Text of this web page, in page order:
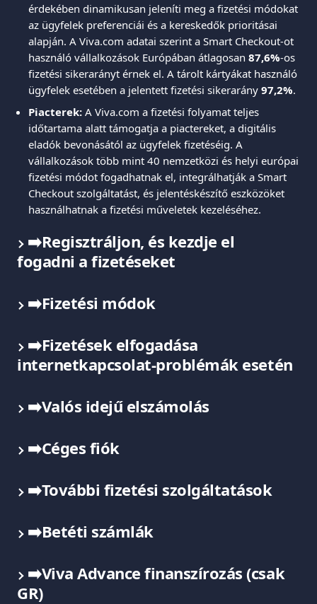
érdekében dinamikusan jeleníti meg a fizetési módokat
az ügyfelek preferenciái és a kereskedők prioritásai
alapján. A Viva.com adatai szerint a Smart Checkout-ot
használó vállalkozások Európában átlagosan 87,6%-os
fizetési sikerarányt érnek el. A tárolt kártyákat használó
ügyfelek esetében a jelentett fizetési sikerarány 97,2%.
Piacterek: A Viva.com a fizetési folyamat teljes
időtartama alatt támogatja a piactereket, a digitális
eladók bevonásától az ügyfelek fizetéséig. A
vállalkozások több mint 40 nemzetközi és helyi európai
fizetési módot fogadhatnak el, integrálhatják a Smart
Checkout szolgáltatást, és jelentéskészítő eszközöket
használhatnak a fizetési műveletek kezeléséhez.
➡️Regisztráljon, és kezdje el
fogadni a fizetéseket
➡️Fizetési módok
➡️Fizetések elfogadása
internetkapcsolat-problémák esetén
➡️Valós idejű elszámolás
➡️Céges fiók
➡️További fizetési szolgáltatások
➡️Betéti számlák
➡️Viva Advance finanszírozás (csak
GR)